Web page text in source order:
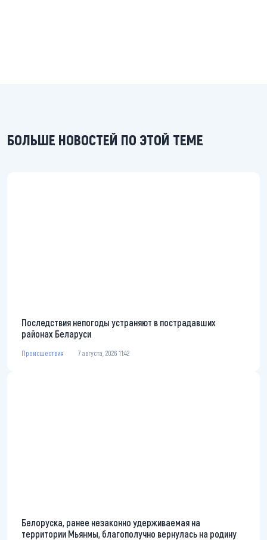
БОЛЬШЕ НОВОСТЕЙ ПО ЭТОЙ ТЕМЕ
Последствия непогоды устраняют в пострадавших
районах Беларуси
Происшествия 7 августа, 2026 11:42
Белоруска, ранее незаконно удерживаемая на
территории Мьянмы, благополучно вернулась на родину